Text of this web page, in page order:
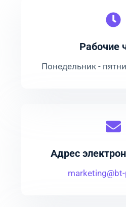
Рабочие
Понедельник -
Адрес